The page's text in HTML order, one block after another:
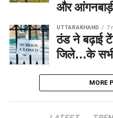
और
UTTARAKHAND 7
ठंड ने बढ़ाई
जिले…के
MORE